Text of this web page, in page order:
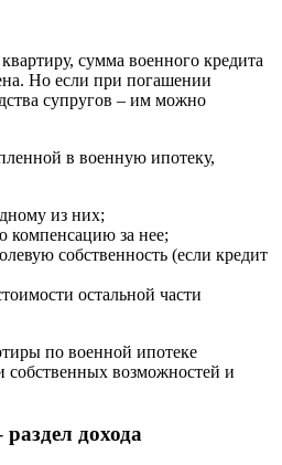
сумма военного кредита
Но если при погашении
супругов – им можно
в военную ипотеку,
из них;
компенсацию за нее;
собственность (если кредит
остальной части
по военной ипотеке
собственных возможностей и
дохода